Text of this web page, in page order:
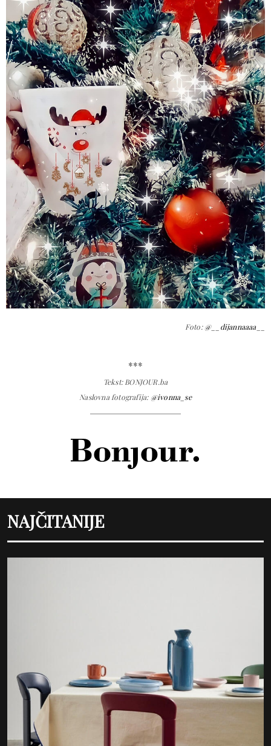
Foto:@__dijannaaaa__
***
Tekst: BONJOUR.ba
Naslovna fotografija: @ivonna_se
NAJČITANIJE